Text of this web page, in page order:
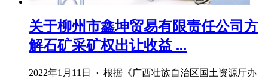
关于柳州市鑫坤贸易有限责任公司方
解石矿采矿权出让收益 ...
2022年1月11日 · 根据《广西壮族自治区国土资源厅办